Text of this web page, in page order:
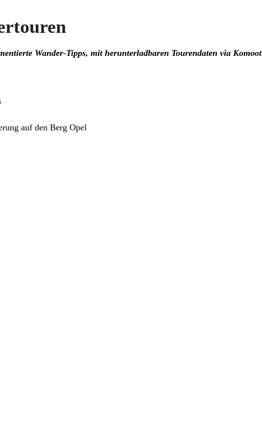
Wander-Tipps, mit herunterladbaren Tourendaten via Komoot
auf den Berg Opel